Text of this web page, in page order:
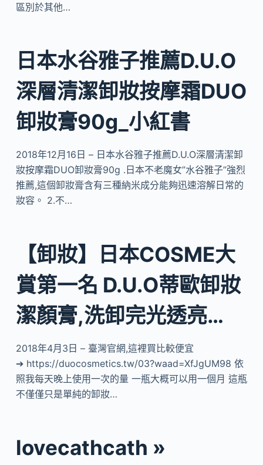
區別於其他…
日本水谷雅子推薦D.U.O
深層清潔卸妝按摩霜DUO
卸妝膏90g_小紅書
2018年12月16日 – 日本水谷雅子推薦D.U.O深層清潔卸
妝按摩霜DUO卸妝膏90g .日本不老魔女”水谷雅子”強烈
推薦,這個卸妝膏含有三種納米成分能夠迅速溶解日常的
妝容。 2.不…
【卸妝】日本COSME大
賞第一名 D.U.O蒂歐卸妝
潔顏膏,洗卸完光透亮…
2018年4月3日 – 臺灣官網,這裡買比較便宜
➔ https://duocosmetics.tw/03?waad=XfJgUM98 依
照我每天晚上使用一次的量 一瓶大概可以用一個月 這瓶
不僅僅只是單純的卸妝…
lovecathcath »